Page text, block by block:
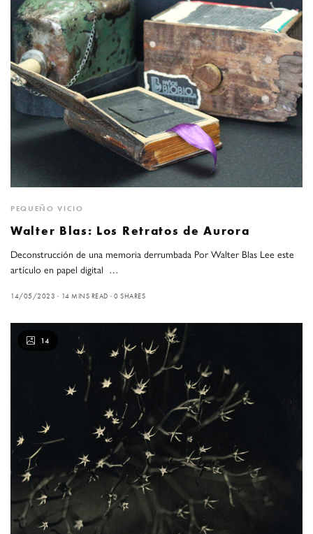
PEQUEÑO VICIO
Walter Blas: Los Retratos de Aurora
Deconstrucción de una memoria derrumbada Por Walter Blas Lee este
artículo en papel digital …
14/05/2023 14 MINS READ 0 SHARES
14